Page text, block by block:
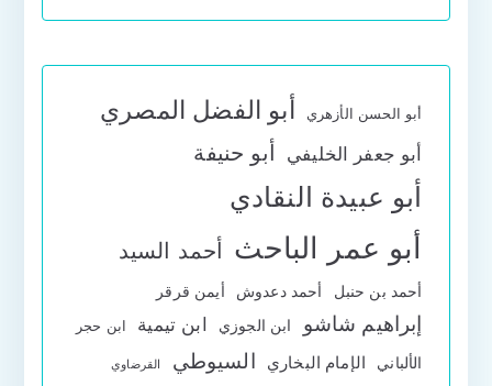
أبو الحسن الأزهري أبو الفضل المصري
أبو جعفر الخليفي أبو حنيفة
أبو عبيدة النقادي
أبو عمر الباحث أحمد السيد
أحمد بن حنبل أحمد دعدوش أيمن قرقر
إبراهيم شاشو ابن الجوزي ابن تيمية ابن حجر
الألباني الإمام البخاري السيوطي القرضاوي